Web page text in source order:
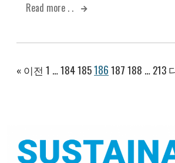
Read more . .
« 이전 1 …184185186 187 188 … 213